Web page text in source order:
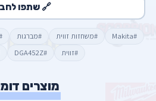
🔗 שתפו
#Makita #משחזות זווית #מברגות
#זווית
#DGA452Z
מוצרים